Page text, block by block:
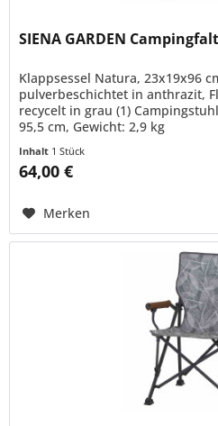
SIENA GARDEN
Klappsessel Natura, 23x19x96
pulverbeschichtet in anthrazit,
recycelt in grau (1)
95,5 cm, Gewicht: 2,9 kg
Inhalt 1 Stück
64,00 €
Merken